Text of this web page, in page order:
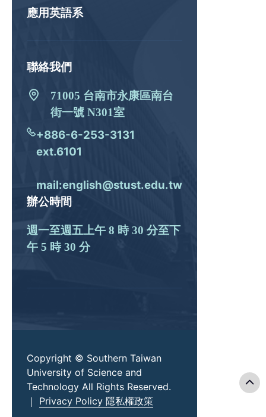
應用英語系
聯絡我們
71005 台南市永康區南台
街一號 N301室
+886-6-253-3131
ext.6101
mail:english@stust.edu.tw
辦公時間
週一至週五上午 8 時 30 分至下
午 5 時 30 分
Copyright © Southern Taiwan
University of Science and
Technology All Rights Reserved.
｜ Privacy Policy 隱私權政策